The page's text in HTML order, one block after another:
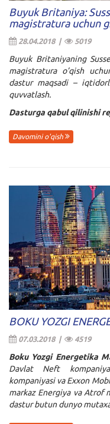
Buyuk Britaniya:
magistratura uchun
28.04.2018 | 5019
Buyuk Britaniyaning
magistratura o’qish
dastur maqsadi –
quvvatlash.
Dasturga qabul qilinishi
Davomini o'qish
BOKU YOZGI
07.03.2018 | 4519
Boku Yozgi Energetika
Davlat Neft
kompaniyasi va Exxon
markaz Energiya va Atrof
dastur butun dunyo